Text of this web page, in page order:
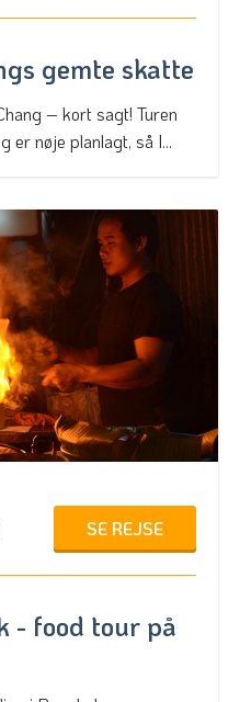
gemte skatte
– kort sagt! Turen
er nøje planlagt, så I...
SE REJSE
- food tour på